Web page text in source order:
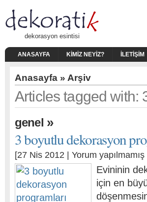
dekorasyon esintisi
ANASAYFA KIMIZ NEYIZ? İLETIŞIM
Anasayfa » Arşiv
Articles tagged with:
genel »
3 boyutlu dekorasyon
[27 Nis 2012 | Yorum yapılmamış
Evininin
için en